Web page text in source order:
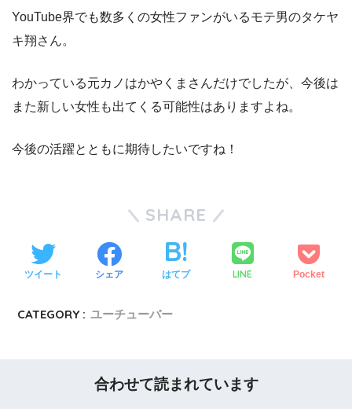
YouTube界でも数多くの女性ファンがいるモテ男のタケヤ
キ翔さん。
わかっている元カノはかやくまさんだけでしたが、今後は
また新しい女性も出てくる可能性はありますよね。
今後の活躍とともに期待したいですね！
SHARE
ツイート シェア はてブ LINE Pocket
CATEGORY : ユーチューバー
合わせて読まれています